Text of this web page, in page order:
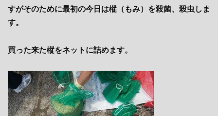
すがそのために最初の今日は樅（もみ）を殺菌、殺虫しま
す。
買った来た樅をネットに詰めます。